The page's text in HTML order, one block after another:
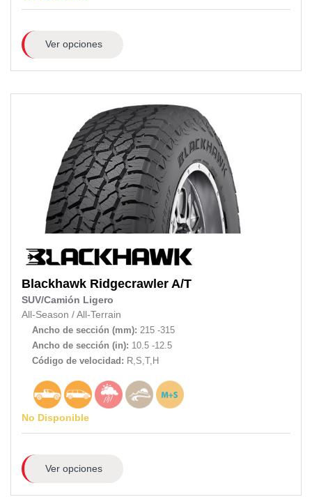
Ver opciones
Blackhawk Ridgecrawler A/T
SUV/Camión Ligero
All-Season / All-Terrain
Ancho de sección (mm): 215 -315
Ancho de sección (in): 10.5 -12.5
Código de velocidad: R,S,T,H
No Disponible
Ver opciones